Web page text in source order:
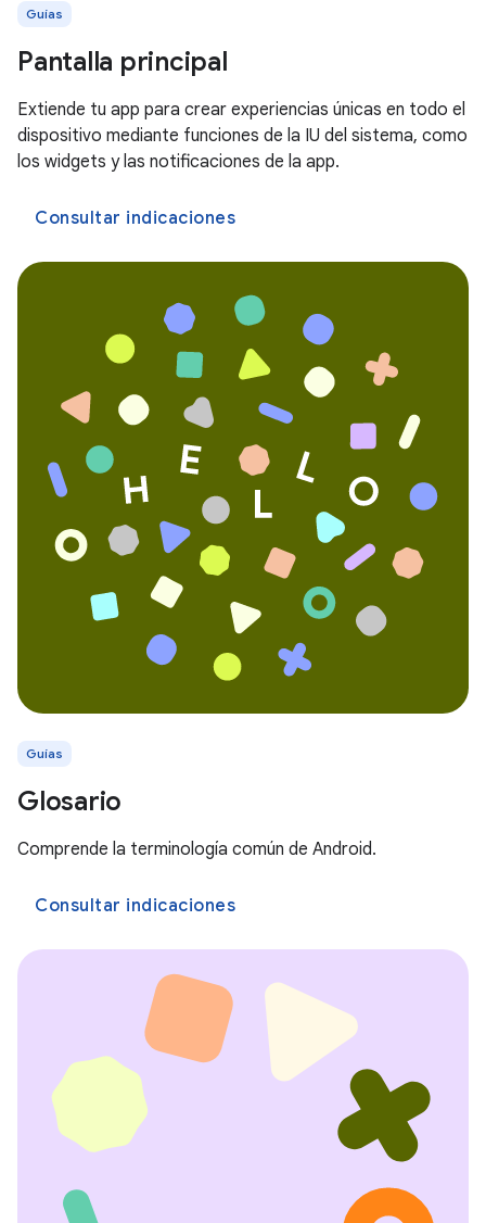
Guías
Pantalla principal
Extiende tu app para crear experiencias únicas en todo el
dispositivo mediante funciones de la IU del sistema, como
los widgets y las notificaciones de la app.
Consultar indicaciones
Guías
Glosario
Comprende la terminología común de Android.
Consultar indicaciones